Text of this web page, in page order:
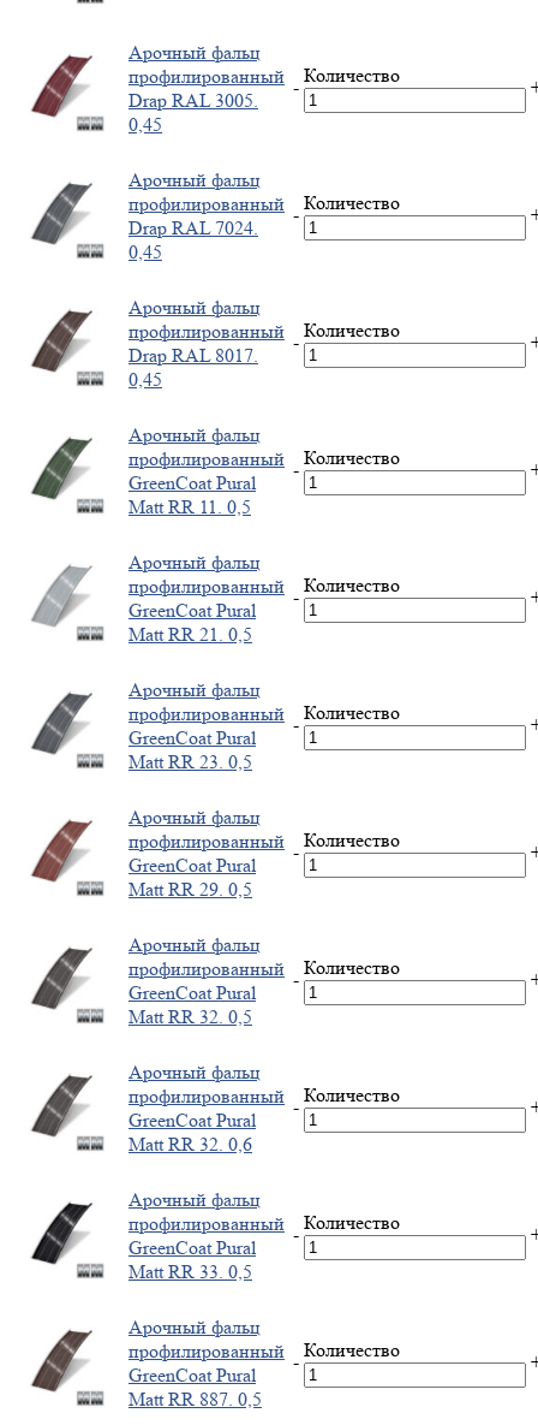
Арочный фальц
профилированный
Drap RAL 3005.
0,45
-
Количество
Арочный фальц
профилированный
Drap RAL 7024.
0,45
-
Количество
Арочный фальц
профилированный
Drap RAL 8017.
0,45
-
Количество
Арочный фальц
профилированный
GreenCoat Pural
Matt RR 11. 0,5
-
Количество
Арочный фальц
профилированный
GreenCoat Pural
Matt RR 21. 0,5
-
Количество
Арочный фальц
профилированный
GreenCoat Pural
Matt RR 23. 0,5
-
Количество
Арочный фальц
профилированный
GreenCoat Pural
Matt RR 29. 0,5
-
Количество
Арочный фальц
профилированный
GreenCoat Pural
Matt RR 32. 0,5
-
Количество
Арочный фальц
профилированный
GreenCoat Pural
Matt RR 32. 0,6
-
Количество
Арочный фальц
профилированный
GreenCoat Pural
Matt RR 33. 0,5
-
Количество
Арочный фальц
профилированный
GreenCoat Pural
Matt RR 887. 0,5
-
Количество